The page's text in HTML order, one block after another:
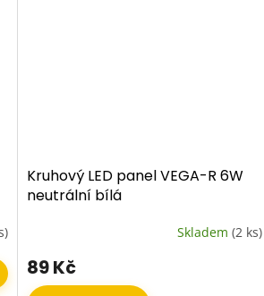
Kruhový LED panel VEGA-R 6W
neutrální bílá
Skladem (2 ks)
89 Kč